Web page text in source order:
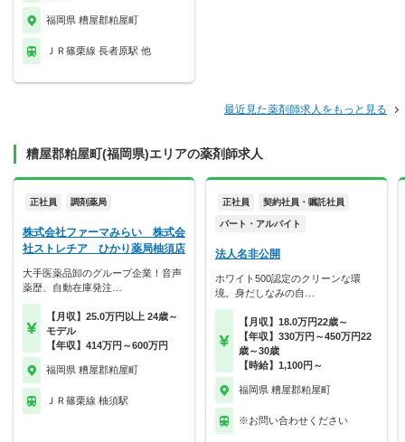
福岡県 糟屋郡粕屋町
ＪＲ篠栗線 長者原駅 他
最近見た薬剤師求人をもっと見る
糟屋郡粕屋町(福岡県)エリアの薬剤師求人
正社員 調剤薬局
株式会社ファーマみらい 株式会
社ストレチア ひかり薬局柚須店
大手医薬品卸のグループ企業！音声
薬歴、自動在庫発注…
【月収】25.0万円以上 24歳～
モデル
【年収】414万円～600万円
福岡県 糟屋郡粕屋町
ＪＲ篠栗線 柚須駅
正社員 契約社員・嘱託社員
パート・アルバイト
法人名非公開
ホワイト500認定のクリーンな環
境。身だしなみの自…
【月収】18.0万円22歳～
【年収】330万円～450万円22
歳～30歳
【時給】1,100円～
福岡県 糟屋郡粕屋町
※お問い合わせください